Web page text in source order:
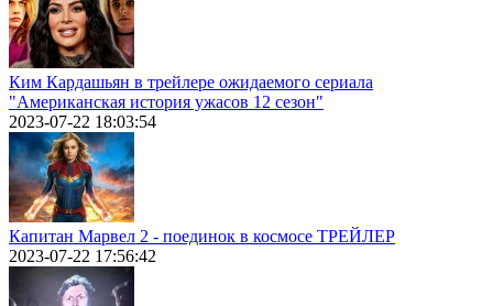
Ким Кардашьян в трейлере ожидаемого сериала
"Американская история ужасов 12 сезон"
2023-07-22 18:03:54
Капитан Марвел 2 - поединок в космосе ТРЕЙЛЕР
2023-07-22 17:56:42